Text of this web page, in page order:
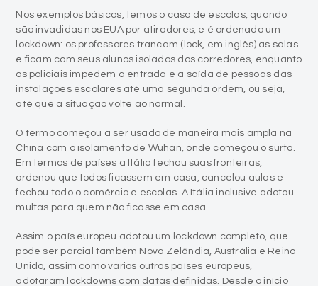
Nos exemplos básicos, temos o caso de escolas, quando
são invadidas nos EUA por atiradores, e é ordenado um
lockdown: os professores trancam (lock, em inglês) as salas
e ficam com seus alunos isolados dos corredores, enquanto
os policiais impedem a entrada e a saída de pessoas das
instalações escolares até uma segunda ordem, ou seja,
até que a situação volte ao normal.
O termo começou a ser usado de maneira mais ampla na
China com o isolamento de Wuhan, onde começou o surto.
Em termos de países a Itália fechou suas fronteiras,
ordenou que todos ficassem em casa, cancelou aulas e
fechou todo o comércio e escolas. A Itália inclusive adotou
multas para quem não ficasse em casa.
Assim o país europeu adotou um lockdown completo, que
pode ser parcial também Nova Zelândia, Austrália e Reino
Unido, assim como vários outros países europeus,
adotaram lockdowns com datas definidas. Desde o início